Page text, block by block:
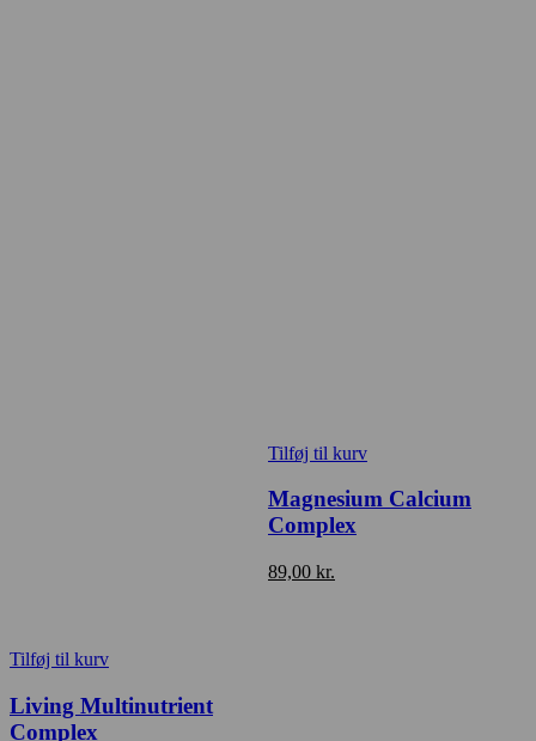
Tilføj til kurv
Living Multinutrient
Complex
Tilføj til kurv
Magnesium Calcium
Complex
89,00 kr.